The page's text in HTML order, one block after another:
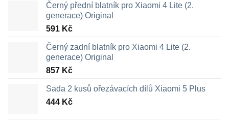
produktu
Černý přední blatník pro Xiaomi 4 Lite (2.
generace) Original
591 Kč
Černý zadní blatník pro Xiaomi 4 Lite (2.
generace) Original
857 Kč
Sada 2 kusů ořezávacích dílů Xiaomi 5 Plus
444 Kč